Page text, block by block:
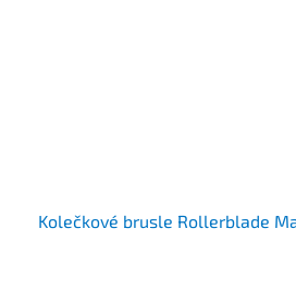
Kolečkové brusle Rollerblade